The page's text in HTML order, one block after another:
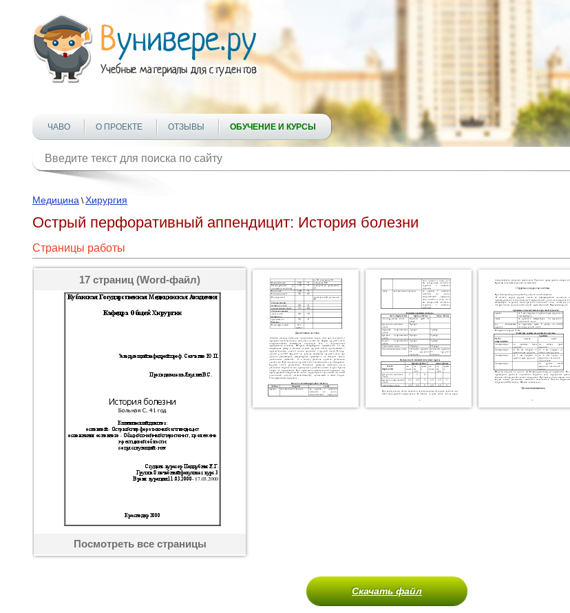
ЧАВО О ПРОЕКТЕ ОТЗЫВЫ ОБУЧЕНИЕ И КУРСЫ
Медицина \Хирургия
Острый перфоративный аппендицит: История болезни
Страницы работы
17 страниц (Word-файл)
Посмотреть все страницы
Скачать файл